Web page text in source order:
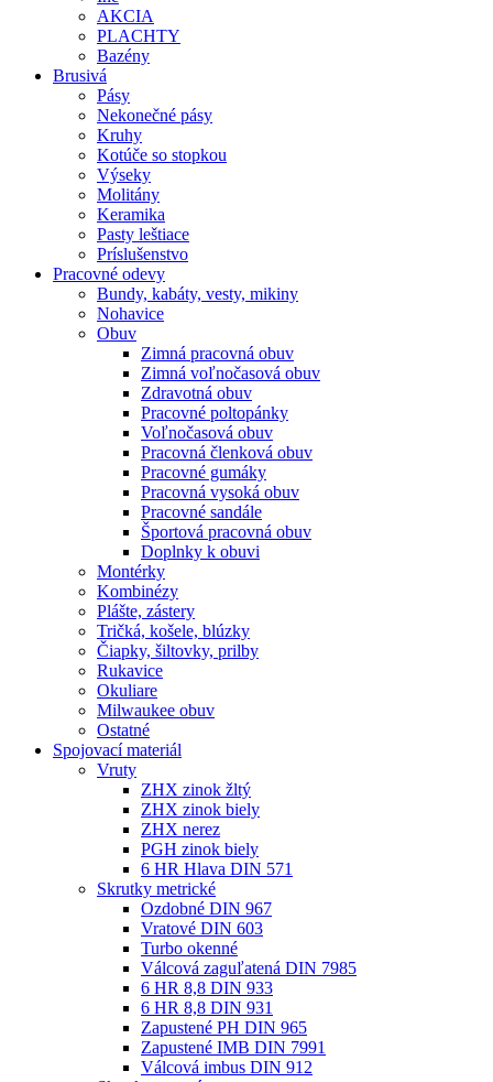
AKCIA
PLACHTY
Bazény
Brusivá
Pásy
Nekonečné pásy
Kruhy
Kotúče so stopkou
Výseky
Molitány
Keramika
Pasty leštiace
Príslušenstvo
Pracovné odevy
Bundy, kabáty, vesty, mikiny
Nohavice
Obuv
Zimná pracovná obuv
Zimná voľnočasová obuv
Zdravotná obuv
Pracovné poltopánky
Voľnočasová obuv
Pracovná členková obuv
Pracovné gumáky
Pracovná vysoká obuv
Pracovné sandále
Športová pracovná obuv
Doplnky k obuvi
Montérky
Kombinézy
Plášte, zástery
Tričká, košele, blúzky
Čiapky, šiltovky, prilby
Rukavice
Okuliare
Milwaukee obuv
Ostatné
Spojovacímateriál
Vruty
ZHX zinok žltý
ZHX zinok biely
ZHX nerez
PGH zinok biely
6 HR Hlava DIN 571
Skrutky metrické
Ozdobné DIN 967
Vratové DIN 603
Turbo okenné
Válcová zaguľatená DIN 7985
6 HR 8,8 DIN 933
6 HR 8,8 DIN 931
Zapustené PH DIN 965
Zapustené IMB DIN 7991
Válcová imbus DIN 912